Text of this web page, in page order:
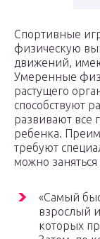
Спортивные
физическую
движений,
Умеренные
растущего
способствуют
развивают все
ребенка.
требуют
можно
«Самый
взрослый
которых